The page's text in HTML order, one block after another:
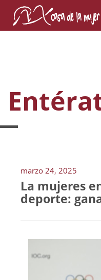
marzo 24, 2025
La mujeres
deporte: